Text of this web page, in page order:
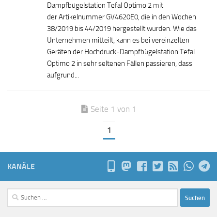
Dampfbügelstation Tefal Optimo 2 mit
der Artikelnummer GV4620E0, die in den Wochen
38/2019 bis 44/2019 hergestellt wurden. Wie das
Unternehmen mitteilt, kann es bei vereinzelten
Geräten der Hochdruck-Dampfbügelstation Tefal
Optimo 2 in sehr seltenen Fällen passieren, dass
aufgrund...
Seite 1 von 1
1
KANÄLE
Suchen
nach: